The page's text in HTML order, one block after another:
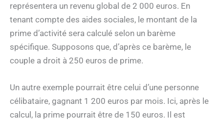
représentera un revenu global de 2 000 euros. En
tenant compte des aides sociales, le montant de la
prime d’activité sera calculé selon un barème
spécifique. Supposons que, d’après ce barème, le
couple a droit à 250 euros de prime.
Un autre exemple pourrait être celui d’une personne
célibataire, gagnant 1 200 euros par mois. Ici, après le
calcul, la prime pourrait être de 150 euros. Il est